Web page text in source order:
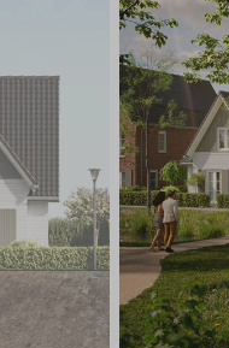
Kavel